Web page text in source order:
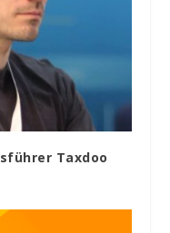
Taxdoo